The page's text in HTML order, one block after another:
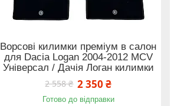
Ворсові килимки преміум в салон
для Dacia Logan 2004-2012 MCV
Універсал / Дачія Логан килимки
2 558 ₴ 2 350 ₴
Готово до відправки